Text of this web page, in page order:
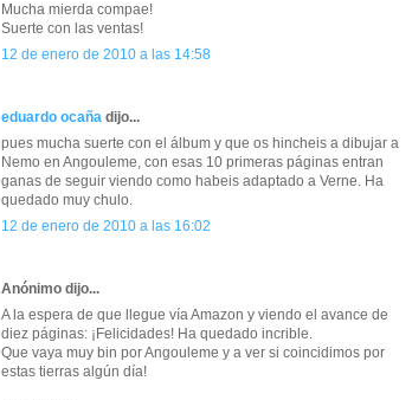
Mucha mierda compae!
Suerte con las ventas!
12 de enero de 2010 a las 14:58
eduardo ocaña dijo...
pues mucha suerte con el álbum y que os hincheis a dibujar a
Nemo en Angouleme, con esas 10 primeras páginas entran
ganas de seguir viendo como habeis adaptado a Verne. Ha
quedado muy chulo.
12 de enero de 2010 a las 16:02
Anónimo dijo...
A la espera de que llegue vía Amazon y viendo el avance de
diez páginas: ¡Felicidades! Ha quedado incrible.
Que vaya muy bin por Angouleme y a ver si coincidimos por
estas tierras algún día!